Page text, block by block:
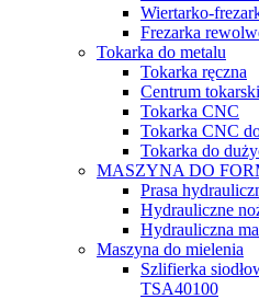
Wiertarko-
Frezarka
Tokarka do metalu
Tokarka ręczna
Centrum
Tokarka CNC
Tokarka CNC
Tokarka do
MASZYNA DO
Prasa
Hydrauliczne
Hydrauliczna
Maszyna do mielenia
Szlifierka
TSA40100